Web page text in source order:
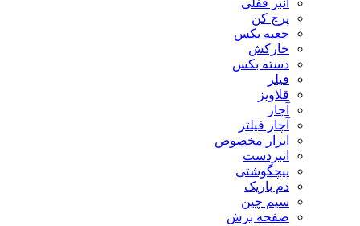
انبر قفلی
پرچ کن
جعبه بکس
خارکش
دسته بکس
فیلر
قلاویز
آچار
آچار فیلتر
ابزار مخصوص
انبردست
پیچگوشتی
دم باریک
سیم چین
صفحه برش